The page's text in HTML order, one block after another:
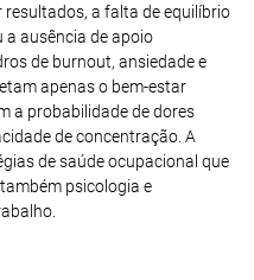
a falta de equilíbrio
a ausência de apoio
de burnout, ansiedade e
apenas o bem-estar
a probabilidade de dores
de concentração. A
de saúde ocupacional que
psicologia e